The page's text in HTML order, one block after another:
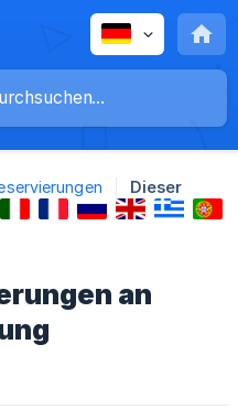
Dieser
an